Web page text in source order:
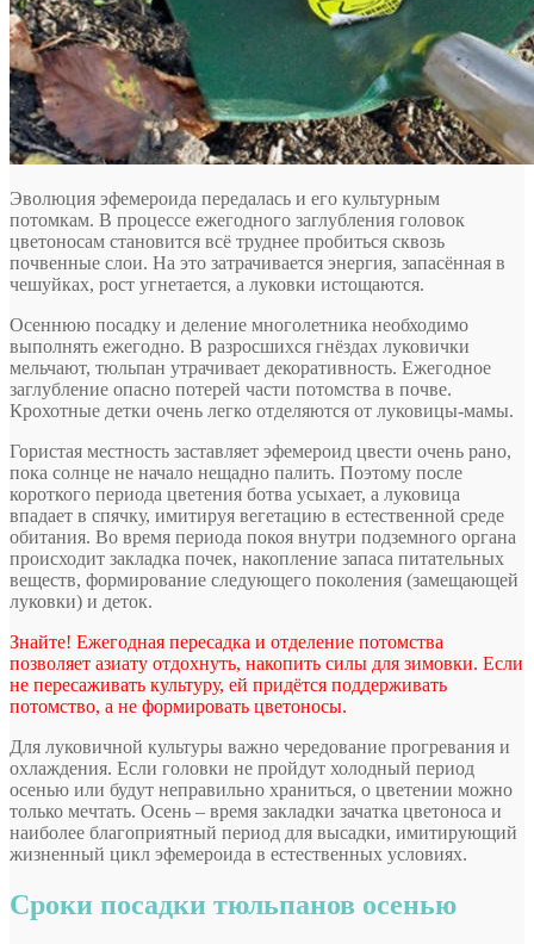
Эволюция эфемероида передалась и его культурным
потомкам. В процессе ежегодного заглубления головок
цветоносам становится всё труднее пробиться сквозь
почвенные слои. На это затрачивается энергия, запасённая в
чешуйках, рост угнетается, а луковки истощаются.
Осеннюю посадку и деление многолетника необходимо
выполнять ежегодно. В разросшихся гнёздах луковички
мельчают, тюльпан утрачивает декоративность. Ежегодное
заглубление опасно потерей части потомства в почве.
Крохотные детки очень легко отделяются от луковицы-мамы.
Гористая местность заставляет эфемероид цвести очень рано,
пока солнце не начало нещадно палить. Поэтому после
короткого периода цветения ботва усыхает, а луковица
впадает в спячку, имитируя вегетацию в естественной среде
обитания. Во время периода покоя внутри подземного органа
происходит закладка почек, накопление запаса питательных
веществ, формирование следующего поколения (замещающей
луковки) и деток.
Знайте! Ежегодная пересадка и отделение потомства
позволяет азиату отдохнуть, накопить силы для зимовки. Если
не пересаживать культуру, ей придётся поддерживать
потомство, а не формировать цветоносы.
Для луковичной культуры важно чередование прогревания и
охлаждения. Если головки не пройдут холодный период
осенью или будут неправильно храниться, о цветении можно
только мечтать. Осень – время закладки зачатка цветоноса и
наиболее благоприятный период для высадки, имитирующий
жизненный цикл эфемероида в естественных условиях.
Сроки посадки тюльпанов осенью